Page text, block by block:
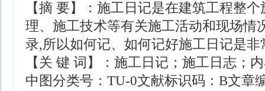
【摘 要】：施工日记是在建筑工程整
理、施工技术等有关施工活动和现场情
录,所以如何记、如何记好施工日记是非
【关 键 词】：施工日记；施工日志；
中图分类号：TU-0文献标识码：B文章